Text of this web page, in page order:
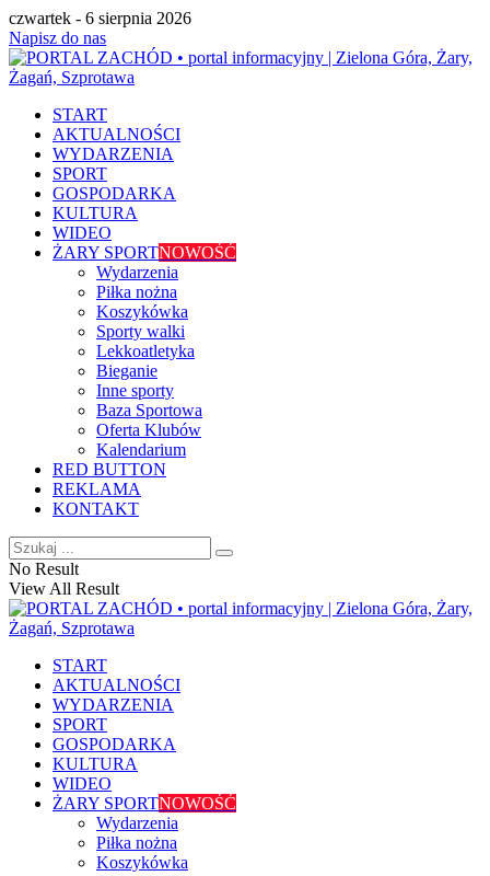
czwartek - 6 sierpnia 2026
Napisz do nas
START
AKTUALNOŚCI
WYDARZENIA
SPORT
GOSPODARKA
KULTURA
WIDEO
ŻARY SPORTNOWOŚĆ
Wydarzenia
Piłka nożna
Koszykówka
Sporty walki
Lekkoatletyka
Bieganie
Inne sporty
Baza Sportowa
Oferta Klubów
Kalendarium
RED BUTTON
REKLAMA
KONTAKT
No Result
View All Result
START
AKTUALNOŚCI
WYDARZENIA
SPORT
GOSPODARKA
KULTURA
WIDEO
ŻARY SPORTNOWOŚĆ
Wydarzenia
Piłka nożna
Koszykówka